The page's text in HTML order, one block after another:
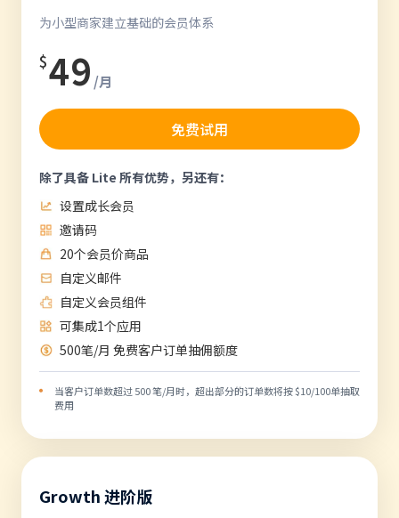
为小型商家建立基础的会员体系
$49 /月
免费试用
除了具备 Lite 所有优势，另还有：
设置成长会员
邀请码
20个会员价商品
自定义邮件
自定义会员组件
可集成1个应用
500笔/月 免费客户订单抽佣额度
当客户订单数超过 500 笔/月时，超出部分的订单数将按 $10/100单抽取
费用
Growth 进阶版